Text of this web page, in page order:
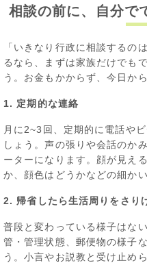
相談の前に、自分で
「いきなり行政に相談するの
るなら、まずは家族だけでも
う。お金もかからず、今日か
1. 定期的な連絡
月に2~3回、定期的に電話や
しょう。声の張りや会話のか
ーターになります。顔が見え
か、顔色はどうかなどの細か
2. 帰省したら生活周りをさり
普段と変わっている様子はな
管・管理状態、郵便物の様子
う。小言やお説教と受け止め